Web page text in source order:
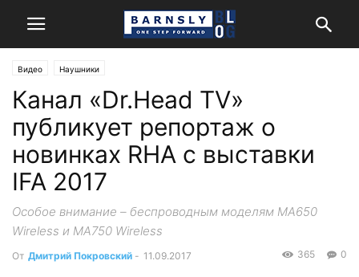
Видео Наушники
Канал «Dr.Head TV»
публикует репортаж о
новинках RHA с выставки
IFA 2017
Особое внимание – беспроводным моделям MA650
Wireless и MA750 Wireless
От Дмитрий Покровский - 11.09.2017 0
365